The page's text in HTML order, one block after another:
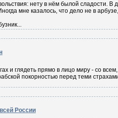
нету в нём былой сладости.
мне казалось, что дело не в
и глядеть прямо в лицо миру - со
покорностью перед теми
России